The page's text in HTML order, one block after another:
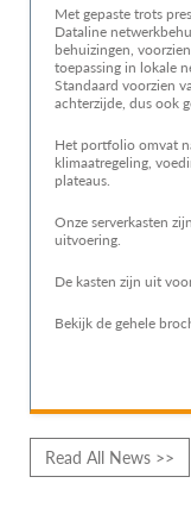
Met gepaste trots
Dataline
behuizingen,
toepassing in lokale
Standaard voorzien
achterzijde, dus ook
Het portfolio omvat
klimaatregeling,
plateaus.
Onze serverkasten
uitvoering.
De kasten zijn uit
Bekijk de gehele
Read All News >>